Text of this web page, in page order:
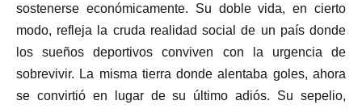
sostenerse económicamente. Su doble vida, en cierto
modo, refleja la cruda realidad social de un país donde
los sueños deportivos conviven con la urgencia de
sobrevivir. La misma tierra donde alentaba goles, ahora
se convirtió en lugar de su último adiós. Su sepelio,